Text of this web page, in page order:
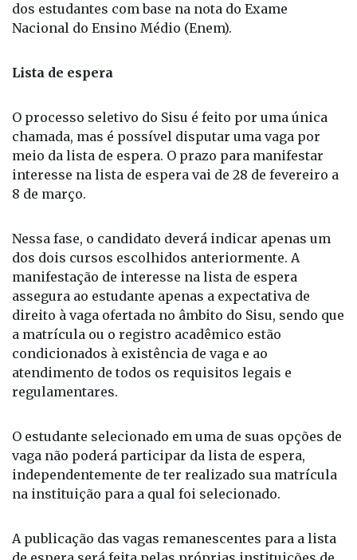
dos estudantes com base na nota do Exame
Nacional do Ensino Médio (Enem).
Lista de espera
O processo seletivo do Sisu é feito por uma única
chamada, mas é possível disputar uma vaga por
meio da lista de espera. O prazo para manifestar
interesse na lista de espera vai de 28 de fevereiro a
8 de março.
Nessa fase, o candidato deverá indicar apenas um
dos dois cursos escolhidos anteriormente. A
manifestação de interesse na lista de espera
assegura ao estudante apenas a expectativa de
direito à vaga ofertada no âmbito do Sisu, sendo que
a matrícula ou o registro acadêmico estão
condicionados à existência de vaga e ao
atendimento de todos os requisitos legais e
regulamentares.
O estudante selecionado em uma de suas opções de
vaga não poderá participar da lista de espera,
independentemente de ter realizado sua matrícula
na instituição para a qual foi selecionado.
A publicação das vagas remanescentes para a lista